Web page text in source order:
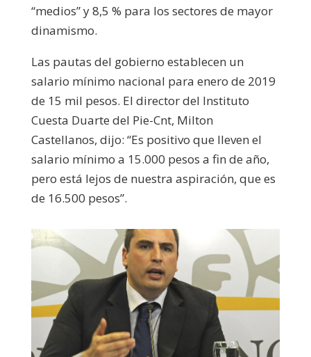
“medios” y 8,5 % para los sectores de mayor
dinamismo.
Las pautas del gobierno establecen un
salario mínimo nacional para enero de 2019
de 15 mil pesos. El director del Instituto
Cuesta Duarte del Pie-Cnt, Milton
Castellanos, dijo: “Es positivo que lleven el
salario mínimo a 15.000 pesos a fin de año,
pero está lejos de nuestra aspiración, que es
de 16.500 pesos”.